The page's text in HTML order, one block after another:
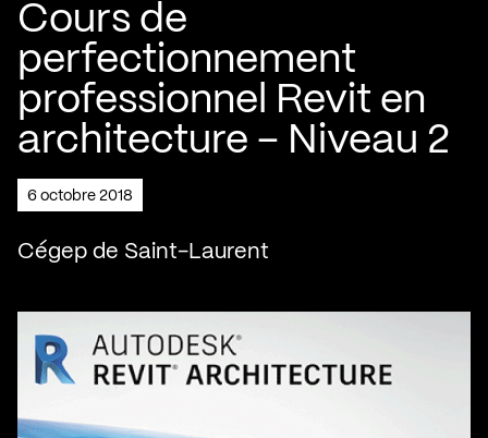
Cours de
perfectionnement
professionnel Revit en
architecture – Niveau 2
6 octobre 2018
Cégep de Saint-Laurent